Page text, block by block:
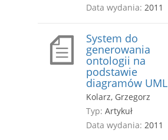
Data wydania: 2011
System do
generowania
ontologii na
podstawie
diagramów UML
Kolarz, Grzegorz
Typ: Artykuł
Data wydania: 2011